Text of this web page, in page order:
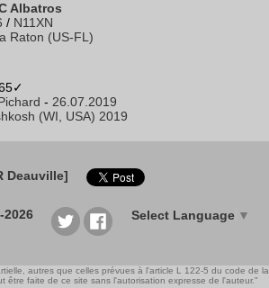
Albatros
/ N11XN
Raton (US-FL)
- 26.07.2019
(WI, USA) 2019
Deauville]
Select Language ▼
autres que celles prévues à l'article L 122-5 du code de la
être faite de ce site sans l'autorisation expresse de l'auteur."